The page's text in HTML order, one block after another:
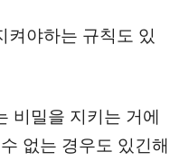
켜야하는 규칙도 있
비밀을 지키는 거에
없는 경우도 있긴해